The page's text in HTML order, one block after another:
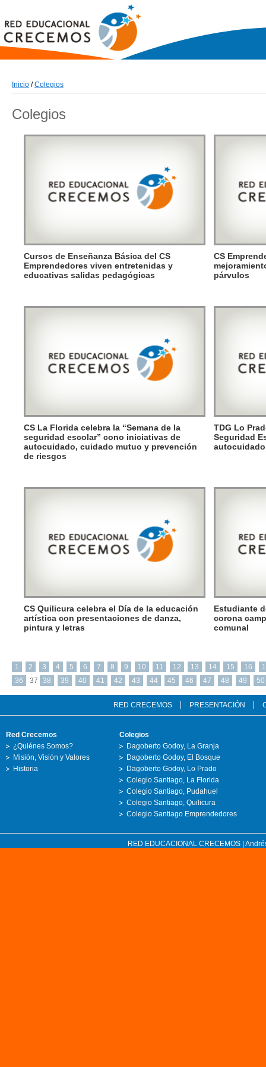
Inicio /Colegios
Colegios
Cursos de Enseñanza Básica del CS
Emprendedores viven entretenidas y
educativas salidas pedagógicas
CS
párvulos
CS La Florida celebra la “Semana de la
seguridad escolar” cono iniciativas de
autocuidado, cuidado mutuo y prevención
de riesgos
TDG Lo
Seguridad
CS Quilicura celebra el Día de la educación
artística con presentaciones de danza,
pintura y letras
Estudiante
corona
comunal
1 2 3 4 5 6 7 8 9 10 11 12 13 14 15 16
36
37 38 39 40 41 42 43 44 45 46 47 48 49 50
RED CRECEMOS PRESENTACIÓN
Red Crecemos
¿Quiénes Somos?
Misión, Visión y Valores
Historia
Colegios
Dagoberto Godoy, La Granja
Dagoberto Godoy, El Bosque
Dagoberto Godoy, Lo Prado
Colegio Santiago, La Florida
Colegio Santiago, Pudahuel
Colegio Santiago, Quilicura
Colegio Santiago Emprendedores
RED EDUCACIONAL CRECEMOS |